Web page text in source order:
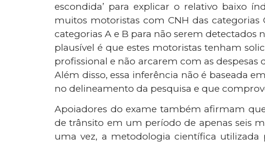
escondida’ para explicar o relativo baixo
muitos motoristas com CNH das
categorias A e B para não serem detectados
plausível é que estes motoristas tenham
profissional e não arcarem com as
Além disso, essa inferência não é baseada
no delineamento da pesquisa e que
Apoiadores do exame também afirmam
de trânsito em um período de apenas seis
uma vez, a metodologia científica utilizada